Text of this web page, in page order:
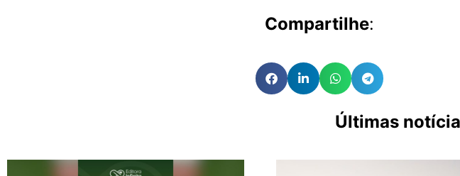
Compartilhe:
Últimas